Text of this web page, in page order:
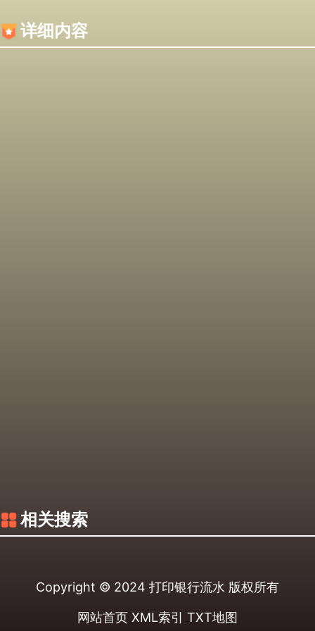
详细内容
相关搜索
Copyright © 2024 打印银行流水 版权所有
网站首页 XML索引 TXT地图